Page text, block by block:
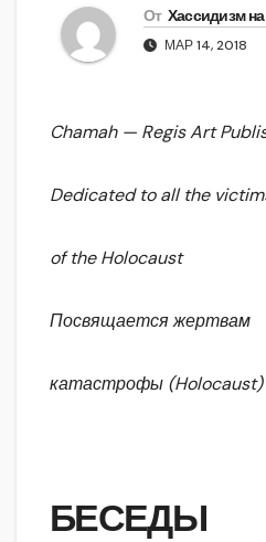
От Хассидизм
МАР 14, 2018
Chamah — Regis Art
Dedicated to all the
of the Holocaust
Посвящается жертвам
катастрофы (Holocaust)
БЕСЕДЫ